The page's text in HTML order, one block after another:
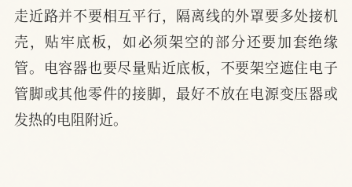
走近路并不要相互平行，隔离线的外罩要多处接机
壳，贴牢底板，如必须架空的部分还要加套绝缘
管。电容器也要尽量贴近底板，不要架空遮住电子
管脚或其他零件的接脚，最好不放在电源变压器或
发热的电阻附近。